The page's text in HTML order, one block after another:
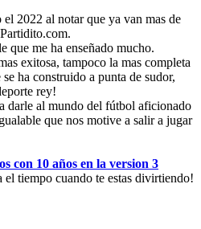
2022 al notar que ya van mas de
que me ha enseñado mucho.
exitosa, tampoco la mas completa
ha construido a punta de sudor,
rey!
darle al mundo del fútbol aficionado
que nos motive a salir a jugar
con 10 años en la version 3
tiempo cuando te estas divirtiendo!